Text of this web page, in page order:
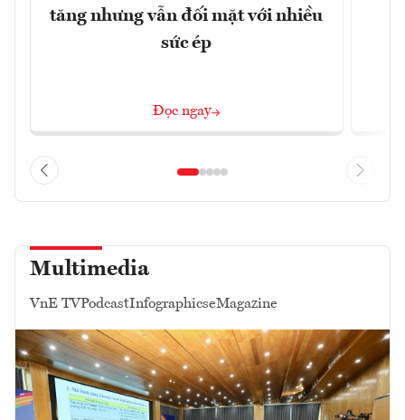
tăng nhưng vẫn đối mặt với nhiều
sức ép
Đọc ngay
Multimedia
VnE TVPodcastInfographicseMagazine